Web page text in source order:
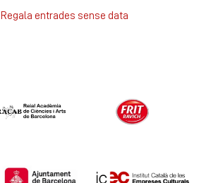
Regala entrades sense data